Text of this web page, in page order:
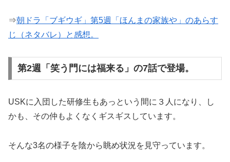
⇒朝ドラ「ブギウギ」第5週「ほんまの家族や」のあらす
じ（ネタバレ）と感想。
第2週「笑う門には福来る」の7話で登場。
USKに入団した研修生もあっという間に３人になり、し
かも、その仲もよくなくギスギスしています。
そんな3名の様子を陰から眺め状況を見守っています。